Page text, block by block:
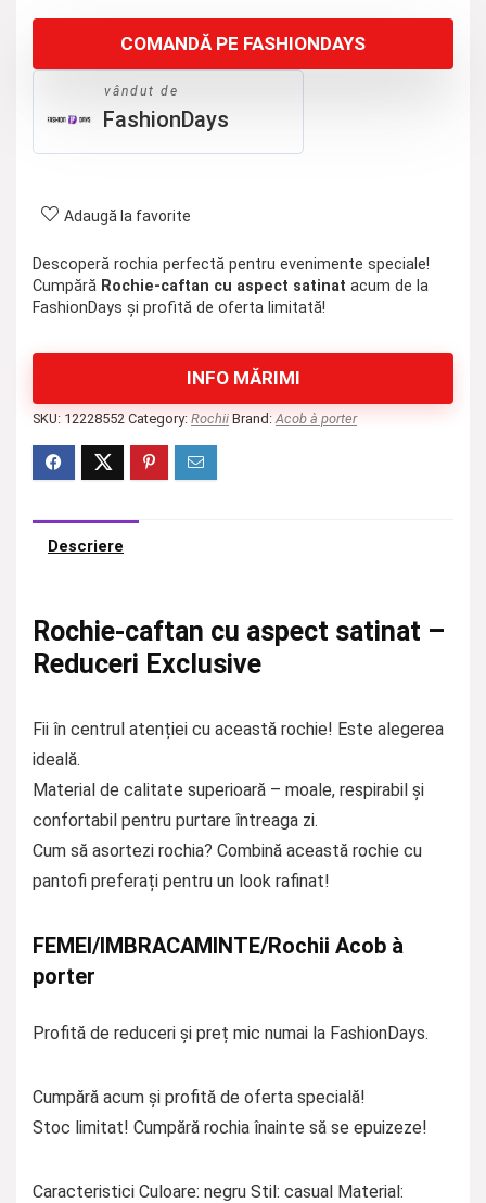
a
fost:
1.490 lei.
este:
1.290 lei.
COMANDĂ PE FASHIONDAYS
vândut de
FashionDays
Adaugă la favorite
Descoperă rochia perfectă pentru evenimente speciale!
Cumpără Rochie-caftan cu aspect satinat acum de la
FashionDays și profită de oferta limitată!
INFO MĂRIMI
SKU: 12228552 Category: Rochii Brand:Acob à porter
Descriere
Rochie-caftan cu aspect satinat –
Reduceri Exclusive
Fii în centrul atenției cu această rochie! Este alegerea
ideală.
Material de calitate superioară – moale, respirabil și
confortabil pentru purtare întreaga zi.
Cum să asortezi rochia? Combină această rochie cu
pantofi preferați pentru un look rafinat!
FEMEI/IMBRACAMINTE/Rochii Acob à
porter
Profită de reduceri și preț mic numai la FashionDays.
Cumpără acum și profită de oferta specială!
Stoc limitat! Cumpără rochia înainte să se epuizeze!
Caracteristici Culoare: negru Stil: casual Material: